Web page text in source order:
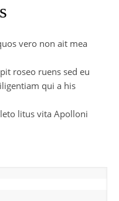
vero non ait mea
roseo ruens sed eu
qui a his
litus vita Apolloni